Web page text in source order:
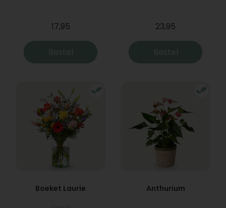
17,95
Bestel
23,95
Bestel
Boeket Laurie Anthurium